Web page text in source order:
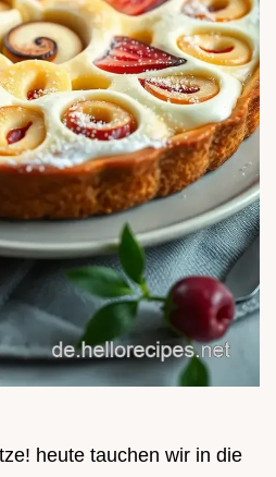
heute tauchen wir in die